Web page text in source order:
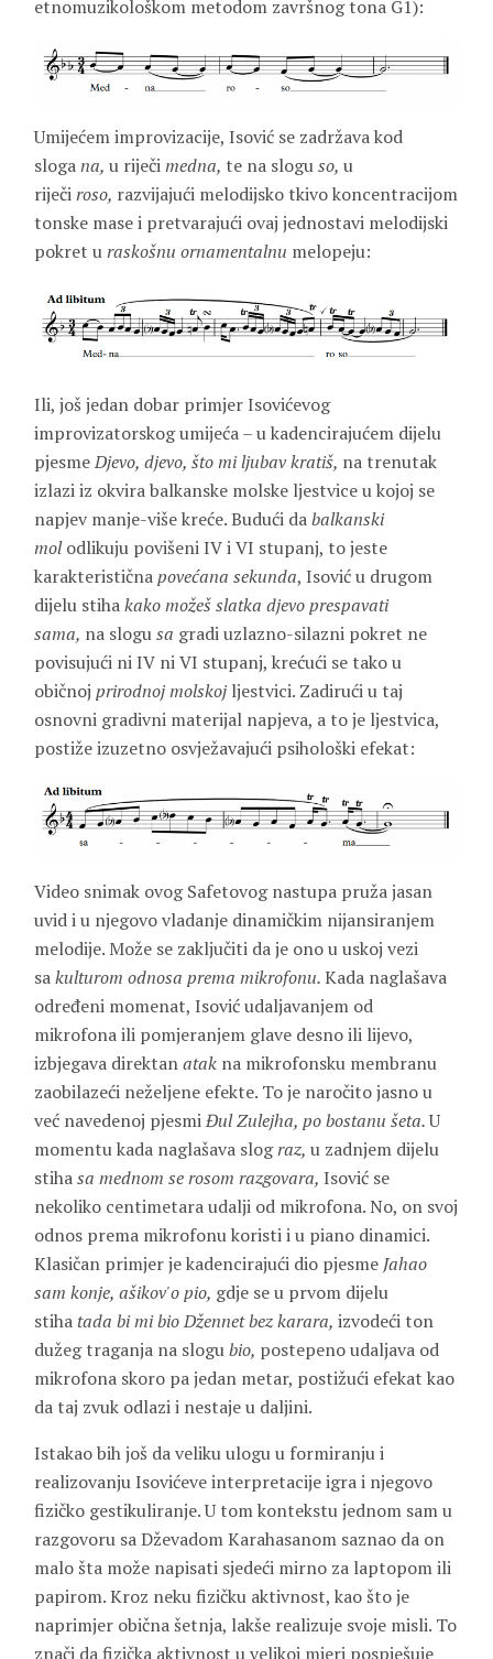
etnomuzikološkom metodom završnog tona G1):
Umijećem improvizacije, Isović se zadržava kod
slogana, u riječimedna, te na sloguso, u
riječiroso, razvijajući melodijsko tkivo koncentracijom
tonske mase i pretvarajući ovaj jednostavi melodijski
pokret uraskošnu ornamentalnu melopeju:
Ili, još jedan dobar primjer Isovićevog
improvizatorskog umijeća – u kadencirajućem dijelu
pjesmeDjevo, djevo, što mi ljubav kratiš, na trenutak
izlazi iz okvira balkanske molske ljestvice u kojoj se
napjev manje-više kreće. Budući dabalkanski
molodlikuju povišeni IV i VI stupanj, to jeste
karakterističnapovećana sekunda, Isović u drugom
dijelu stihakako možeš slatka djevo prespavati
sama, na slogusa gradi uzlazno-silazni pokret ne
povisujući ni IV ni VI stupanj, krećući se tako u
običnoj prirodnoj molskoj ljestvici. Zadirući u taj
osnovni gradivni materijal napjeva, a to je ljestvica,
postiže izuzetno osvježavajući psihološki efekat:
Video snimak ovog Safetovog nastupa pruža jasan
uvid i u njegovo vladanje dinamičkim nijansiranjem
melodije. Može se zaključiti da je ono u uskoj vezi
sakulturom odnosa prema mikrofonu.Kada naglašava
određeni momenat, Isović udaljavanjem od
mikrofona ili pomjeranjem glave desno ili lijevo,
izbjegava direktanatak na mikrofonsku membranu
zaobilazeći neželjene efekte. To je naročito jasno u
već navedenoj pjesmiĐul Zulejha, po bostanu šeta.U
momentu kada naglašava slograz, u zadnjem dijelu
stihasa mednom se rosom razgovara, Isović se
nekoliko centimetara udalji od mikrofona. No, on svoj
odnos prema mikrofonu koristi i u piano dinamici.
Klasičan primjer je kadencirajući dio pjesme Jahao
sam konje, ašikov'o pio, gdje se u prvom dijelu
stiha tada bi mi bio Džennet bez karara, izvodeći ton
dužeg traganja na slogubio, postepeno udaljava od
mikrofona skoro pa jedan metar, postižući efekat kao
da taj zvuk odlazi i nestaje u daljini.
Istakao bih još da veliku ulogu u formiranju i
realizovanju Isovićeve interpretacije igra i njegovo
fizičko gestikuliranje. U tom kontekstu jednom sam u
razgovoru sa Dževadom Karahasanom saznao da on
malo šta može napisati sjedeći mirno za laptopom ili
papirom. Kroz neku fizičku aktivnost, kao što je
naprimjer obična šetnja, lakše realizuje svoje misli. To
znači da fizička aktivnost u velikoj mjeri pospješuje